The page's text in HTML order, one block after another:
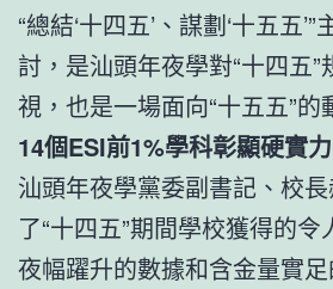
“總結‘十四五’、謀劃‘十五五
討，是汕頭年夜學對“十四五
視，也是一場面向“十五五”的
14個ESI前1%學科彰顯硬實力
汕頭年夜學黨委副書記、校
了“十四五”期間學校獲得的
夜幅躍升的數據和含金量實足